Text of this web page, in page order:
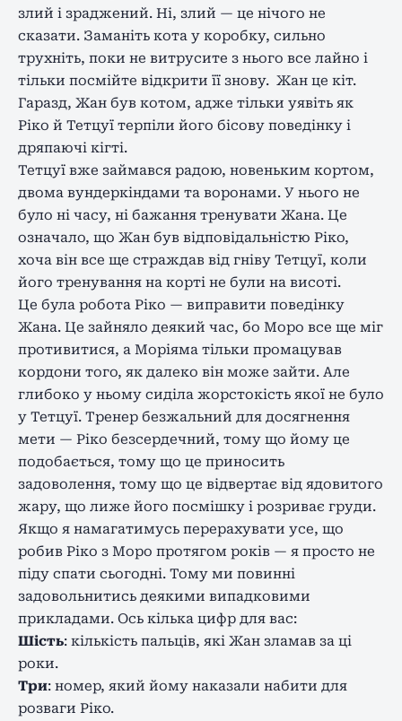
злий і зраджений. Ні, злий — це нічого не
сказати. Заманіть кота у коробку, сильно
трухніть, поки не витрусите з нього все лайно і
тільки посмійте відкрити її знову. Жан це кіт.
Гаразд, Жан був котом, адже тільки уявіть як
Ріко й Тетцуї терпіли його бісову поведінку і
дряпаючі кігті.
Тетцуї вже займався радою, новеньким кортом,
двома вундеркіндами та воронами. У нього не
було ні часу, ні бажання тренувати Жана. Це
означало, що Жан був відповідальністю Ріко,
хоча він все ще страждав від гніву Тетцуї, коли
його тренування на корті не були на висоті.
Це була робота Ріко — виправити поведінку
Жана. Це зайняло деякий час, бо Моро все ще міг
противитися, а Моріяма тільки промацував
кордони того, як далеко він може зайти. Але
глибоко у ньому сиділа жорстокість якої не було
у Тетцуї. Тренер безжальний для досягнення
мети — Ріко безсердечний, тому що йому це
подобається, тому що це приносить
задоволення, тому що це відвертає від ядовитого
жару, що лиже його посмішку і розриває груди.
Якщо я намагатимусь перерахувати усе, що
робив Ріко з Моро протягом років — я просто не
піду спати сьогодні. Тому ми повинні
задовольнитись деякими випадковими
прикладами. Ось кілька цифр для вас:
Шість: кількість пальців, які Жан зламав за ці
роки.
Три: номер, який йому наказали набити для
розваги Ріко.